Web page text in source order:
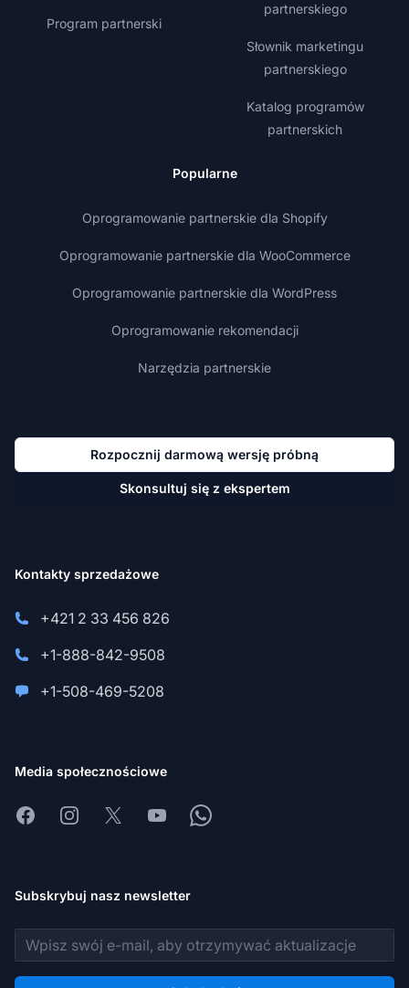
Program partnerski
partnerskiego
Słownik marketingu
partnerskiego
Katalog programów
partnerskich
Popularne
Oprogramowanie partnerskie dla Shopify
Oprogramowanie partnerskie dla WooCommerce
Oprogramowanie partnerskie dla WordPress
Oprogramowanie rekomendacji
Narzędzia partnerskie
Rozpocznij darmową wersję próbną
Skonsultuj się z ekspertem
Kontakty sprzedażowe
+421 2 33 456 826
+1-888-842-9508
+1-508-469-5208
Media społecznościowe
FacebookInstagram
X YoutubeWhatsapp
Subskrybuj nasz newsletter
Adres e-mail